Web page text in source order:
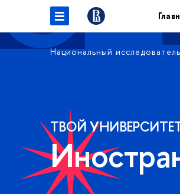
Национальный
ТВОЙ